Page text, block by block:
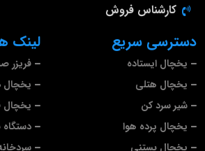
لینک
فریزر
یخچال
یخچال
دسترسی سریع
یخچال ایستاده
یخچال هتلی
شیر سرد کن
یخچال پرده هوا
یخچال بستنی
کارشناس فروش